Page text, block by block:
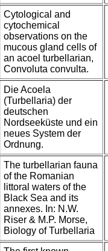
Cytological and
cytochemical
observations on the
mucous gland cells of
an acoel turbellarian,
Convoluta convulta.
Die Acoela
(Turbellaria) der
deutschen
Nordseeküste und ein
neues System der
Ordnung.
The turbellarian fauna
of the Romanian
littoral waters of the
Black Sea and its
annexes. In: N.W.
Riser & M.P. Morse,
Biology of Turbellaria